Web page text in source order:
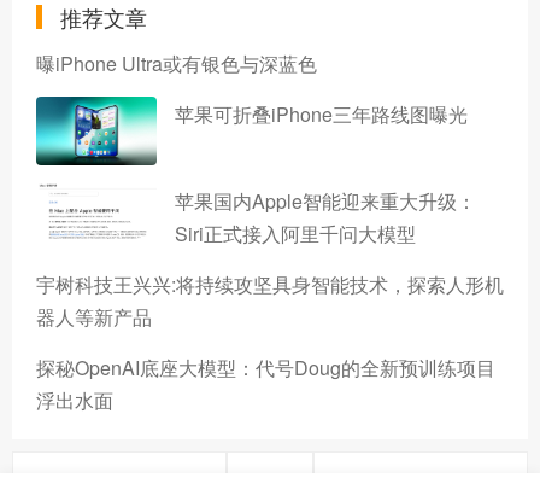
推荐文章
曝iPhone Ultra或有银色与深蓝色
苹果可折叠iPhone三年路线图曝光
苹果国内Apple智能迎来重大升级：
Siri正式接入阿里千问大模型
宇树科技王兴兴:将持续攻坚具身智能技术，探索人形机
器人等新产品
探秘OpenAI底座大模型：代号Doug的全新预训练项目
浮出水面